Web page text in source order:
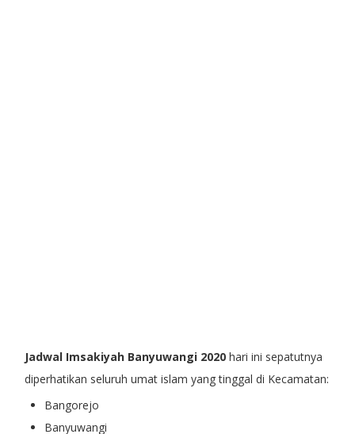
Jadwal Imsakiyah Banyuwangi 2020hari ini sepatutnya
diperhatikan seluruh umat islam yang tinggal di Kecamatan:
Bangorejo
Banyuwangi